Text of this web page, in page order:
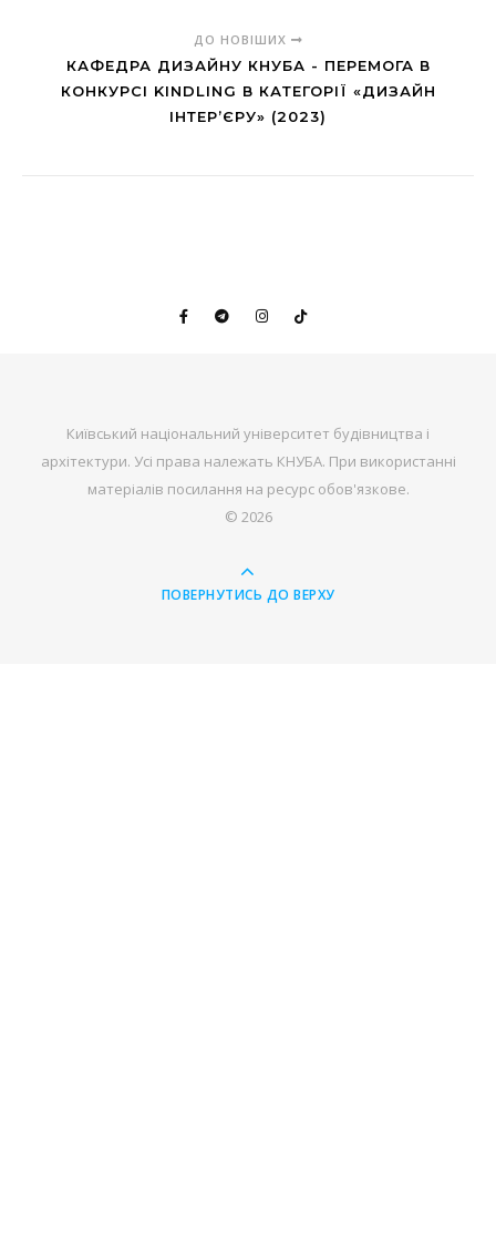
ДО НОВІШИХ
КАФЕДРА ДИЗАЙНУ КНУБА - ПЕРЕМОГА В
КОНКУРСІ KINDLING В КАТЕГОРІЇ «ДИЗАЙН
ІНТЕР’ЄРУ» (2023)
Київський національний університет будівництва і
архітектури. Усі права належать КНУБА. При використанні
матеріалів посилання на ресурс обов'язкове.
© 2026
ПОВЕРНУТИСЬ ДО ВЕРХУ